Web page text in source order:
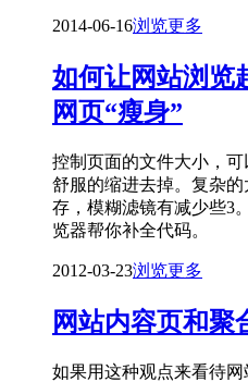
2014-06-16浏览更多
如何让网站浏览
网页“瘦身”
控制页面的文件大小，
舒服的缩进去掉。复杂
存，模糊滤镜有减少些3
览器帮你补全代码。
2012-03-23浏览更多
网站内容页和聚
如果用这种观点来看待